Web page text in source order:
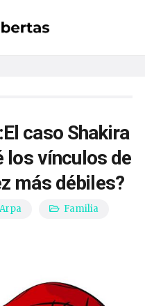
caso Shakira
los vínculos de
más débiles?
Familia